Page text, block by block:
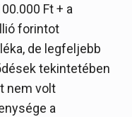
Ft + a
forintot
de legfeljebb
tekintetében
nem volt
a